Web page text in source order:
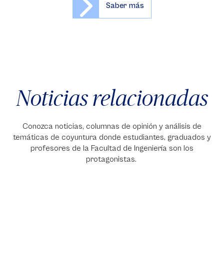
Saber más
Noticias relacionadas
Conozca noticias, columnas de opinión y análisis de
temáticas de coyuntura donde estudiantes, graduados y
profesores de la Facultad de Ingeniería son los
protagonistas.